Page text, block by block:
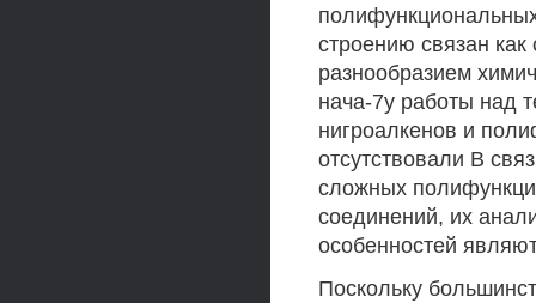
строению связан как
разнообразием
нача-7у работы над
нигроалкенов и
отсутствовали В
сложных
соединений, их
особенностей
Поскольку